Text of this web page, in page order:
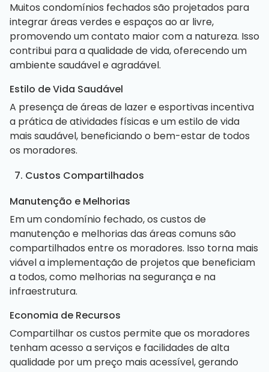
Muitos condomínios fechados são projetados para
integrar áreas verdes e espaços ao ar livre,
promovendo um contato maior com a natureza. Isso
contribui para a qualidade de vida, oferecendo um
ambiente saudável e agradável.
Estilo de Vida Saudável
A presença de áreas de lazer e esportivas incentiva
a prática de atividades físicas e um estilo de vida
mais saudável, beneficiando o bem-estar de todos
os moradores.
7. Custos Compartilhados
Manutenção e Melhorias
Em um condomínio fechado, os custos de
manutenção e melhorias das áreas comuns são
compartilhados entre os moradores. Isso torna mais
viável a implementação de projetos que beneficiam
a todos, como melhorias na segurança e na
infraestrutura.
Economia de Recursos
Compartilhar os custos permite que os moradores
tenham acesso a serviços e facilidades de alta
qualidade por um preço mais acessível, gerando